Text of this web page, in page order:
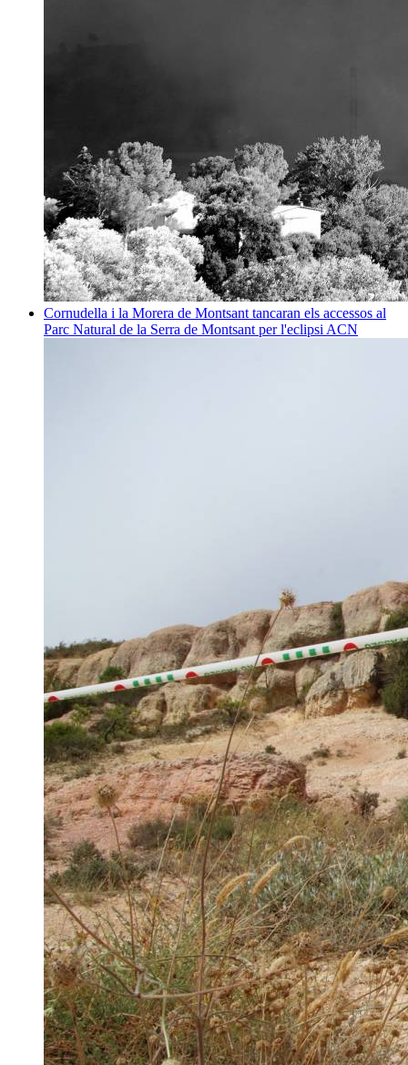
Cornudella i la Morera de Montsant tancaran els accessos al
Parc Natural de la Serra de Montsant per l'eclipsi ACN